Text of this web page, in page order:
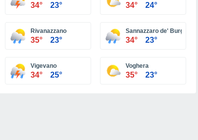
34° 23° 34° 24°
Rivanazzano
35° 23°
Sannazzaro de' Burgondi
34° 23°
Vigevano
34° 25°
Voghera
35° 23°